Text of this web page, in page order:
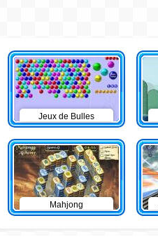
Jeux de Bulles
Mahjong